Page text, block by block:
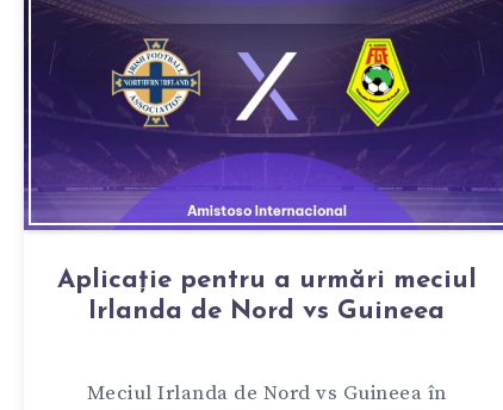
Aplicație pentru a urmări meciul
Irlanda de Nord vs Guineea
Meciul Irlanda de Nord vs Guineea în